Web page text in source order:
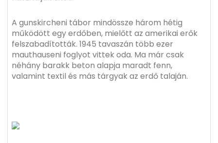
A gunskircheni tábor mindössze három hétig
működött egy erdőben, mielőtt az amerikai erők
felszabadították. 1945 tavaszán több ezer
mauthauseni foglyot vittek oda. Ma már csak
néhány barakk beton alapja maradt fenn,
valamint textil és más tárgyak az erdő talaján.